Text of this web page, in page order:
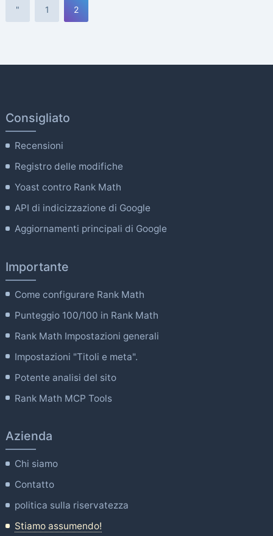
" 1 2
Consigliato
Recensioni
Registro delle modifiche
Yoast contro Rank Math
API di indicizzazione di Google
Aggiornamenti principali di Google
Importante
Come configurare Rank Math
Punteggio 100/100 in Rank Math
Rank Math Impostazioni generali
Impostazioni "Titoli e meta".
Potente analisi del sito
Rank Math MCP Tools
Azienda
Chi siamo
Contatto
politica sulla riservatezza
Stiamo assumendo!